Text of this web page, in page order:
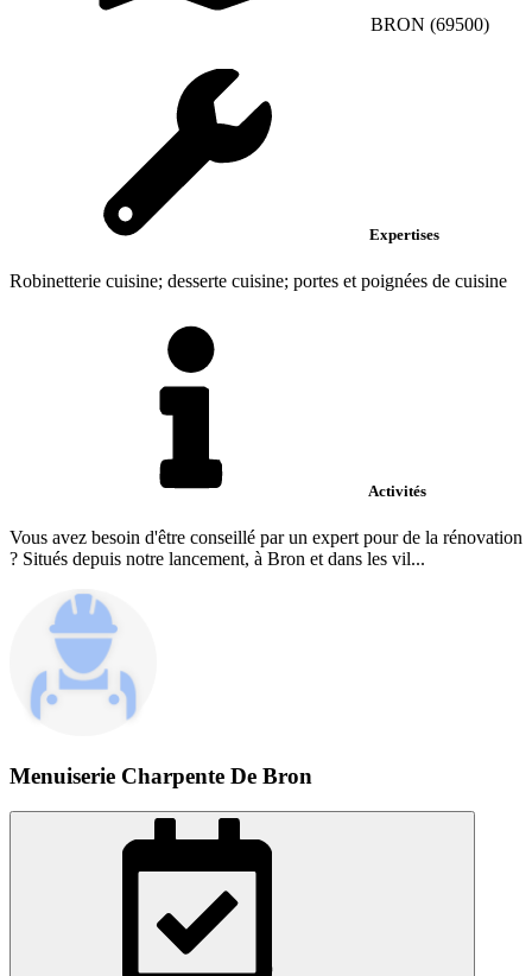
BRON (69500)
Expertises
Robinetterie cuisine; desserte cuisine; portes et poignées de cuisine
Activités
Vous avez besoin d'être conseillé par un expert pour de la rénovation
? Situés depuis notre lancement, à Bron et dans les vil...
Menuiserie Charpente De Bron